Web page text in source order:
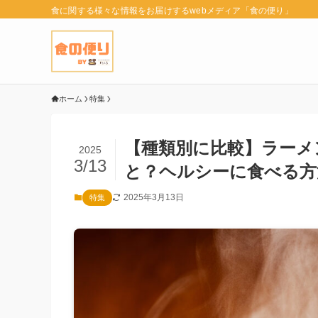
食に関する様々な情報をお届けするwebメディア「食の便り」
ホーム 特集
【種類別に比較】ラー
と？ヘルシーに食べる
2025
3/13
特集 2025年3月13日